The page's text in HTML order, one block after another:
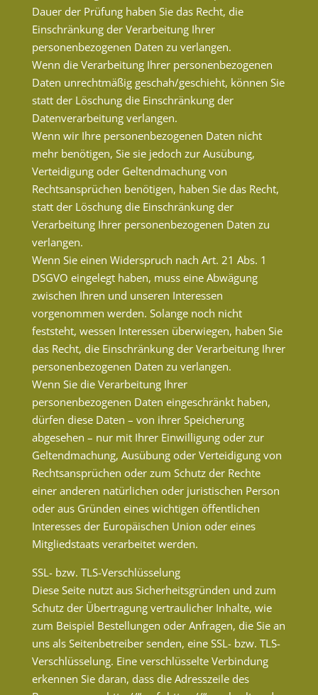
Dauer der Prüfung haben Sie das Recht, die
Einschränkung der Verarbeitung Ihrer
personenbezogenen Daten zu verlangen.
Wenn die Verarbeitung Ihrer personenbezogenen
Daten unrechtmäßig geschah/geschieht, können Sie
statt der Löschung die Einschränkung der
Datenverarbeitung verlangen.
Wenn wir Ihre personenbezogenen Daten nicht
mehr benötigen, Sie sie jedoch zur Ausübung,
Verteidigung oder Geltendmachung von
Rechtsansprüchen benötigen, haben Sie das Recht,
statt der Löschung die Einschränkung der
Verarbeitung Ihrer personenbezogenen Daten zu
verlangen.
Wenn Sie einen Widerspruch nach Art. 21 Abs. 1
DSGVO eingelegt haben, muss eine Abwägung
zwischen Ihren und unseren Interessen
vorgenommen werden. Solange noch nicht
feststeht, wessen Interessen überwiegen, haben Sie
das Recht, die Einschränkung der Verarbeitung Ihrer
personenbezogenen Daten zu verlangen.
Wenn Sie die Verarbeitung Ihrer
personenbezogenen Daten eingeschränkt haben,
dürfen diese Daten – von ihrer Speicherung
abgesehen – nur mit Ihrer Einwilligung oder zur
Geltendmachung, Ausübung oder Verteidigung von
Rechtsansprüchen oder zum Schutz der Rechte
einer anderen natürlichen oder juristischen Person
oder aus Gründen eines wichtigen öffentlichen
Interesses der Europäischen Union oder eines
Mitgliedstaats verarbeitet werden.
SSL- bzw. TLS-Verschlüsselung
Diese Seite nutzt aus Sicherheitsgründen und zum
Schutz der Übertragung vertraulicher Inhalte, wie
zum Beispiel Bestellungen oder Anfragen, die Sie an
uns als Seitenbetreiber senden, eine SSL- bzw. TLS-
Verschlüsselung. Eine verschlüsselte Verbindung
erkennen Sie daran, dass die Adresszeile des